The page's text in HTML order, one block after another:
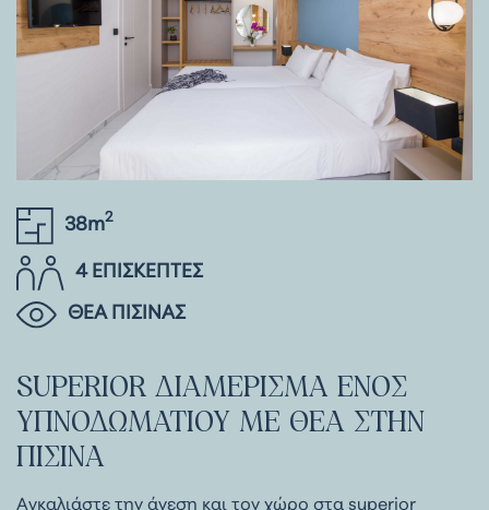
38m2
4 ΕΠΙΣΚΕΠΤΕΣ
ΘΕΑ ΠΙΣΙΝΑΣ
SUPERIOR ΔΙΑΜΕΡΙΣΜΑ ΕΝΟΣ
ΥΠΝΟΔΩΜΑΤΙΟΥ ΜΕ ΘΕΑ ΣΤΗΝ
ΠΙΣΙΝΑ
Αγκαλιάστε την άνεση και τον χώρο στα superior